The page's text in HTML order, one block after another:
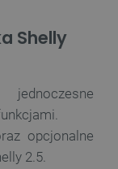
Shelly
opcjonalne
2.5.